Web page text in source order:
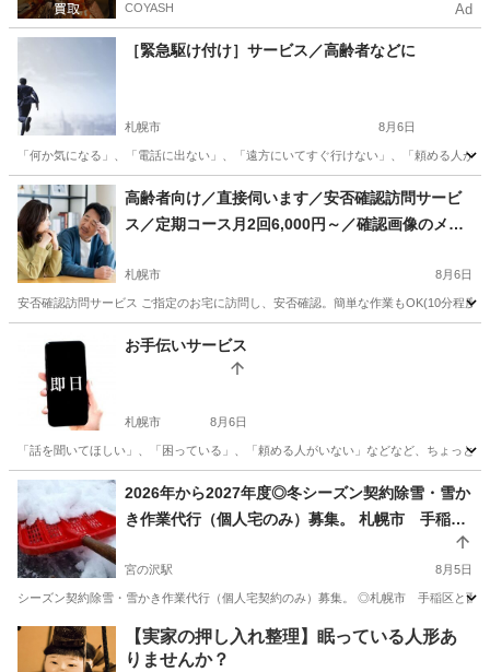
COYASH Ad
［緊急駆け付け］サービス／高齢者などに
札幌市 8月6日
「何か気になる」、「電話に出ない」、「遠方にいてすぐ行けない」、「頼める人
北海道 札幌市 便利屋 御用聞き
高齢者向け／直接伺います／安否確認訪問サービ
ス／定期コース月2回6,000円～／確認画像のメー
札幌市 8月6日
安否確認訪問サービス ご指定のお宅に訪問し、安否確認。簡単な作業もOK(10分程度
便利屋 月額
お手伝いサービス
札幌市 8月6日
「話を聞いてほしい」、「困っている」、「頼める人がいない」などなど、ちょっ
北海道 札幌市 便利屋 御用聞き
2026年から2027年度◎冬シーズン契約除雪・雪か
き作業代行（個人宅のみ）募集。 札幌市 手稲
区・西区のみ（一部エリアのみ） 限定。1か月分
基本料金６００００円から～
宮の沢駅 8月5日
シーズン契約除雪・雪かき作業代行（個人宅契約のみ）募集。 ◎札幌市 手稲区と
北海道 札幌市 宮の沢駅 便利屋 除雪作業
【実家の押し入れ整理】眠っている人形あ
りませんか？